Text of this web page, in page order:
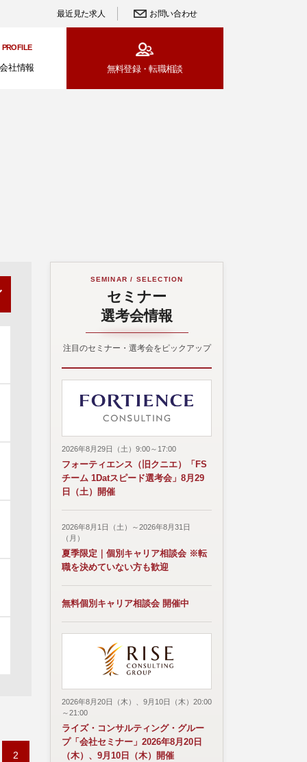
最近見た求人 お問い合わせ
PROFILE
会社情報 無料登録・転職相談
2
SEMINAR / SELECTION
セミナー
選考会情報
注目のセミナー・選考会をピックアップ
2026年8月29日（土）9:00～17:00
フォーティエンス（旧クニエ）「FS
チーム 1Datスピード選考会」8月29
日（土）開催
2026年8月1日（土）～2026年8月31日
（月）
夏季限定｜個別キャリア相談会 ※転
職を決めていない方も歓迎
無料個別キャリア相談会 開催中
2026年8月20日（木）、9月10日（木）20:00
～21:00
ライズ・コンサルティング・グルー
プ「会社セミナー」2026年8月20日
（木）、9月10日（木）開催